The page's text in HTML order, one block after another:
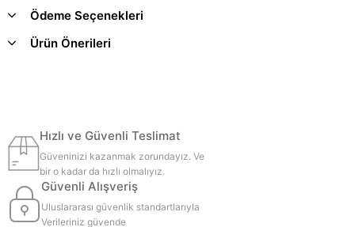
Ödeme Seçenekleri
Ürün Önerileri
Hızlı ve Güvenli Teslimat
Güveninizi kazanmak zorundayız. Ve
bir o kadar da hızlı olmalıyız.
Güvenli Alışveriş
Uluslararası güvenlik standartlarıyla
Verileriniz güvende